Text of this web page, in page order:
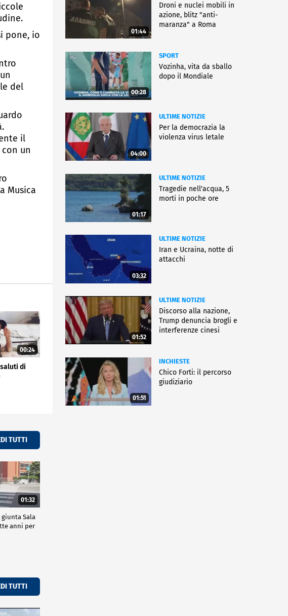
pone, io
del
il
un
Musica
00:24
di
TUTTI
01:32
Sala
anni per
TUTTI
01:44
Droni e nuclei mobili in
azione, blitz "anti-
maranza" a Roma
00:28
SPORT
Vozinha, vita da sballo
dopo il Mondiale
04:00
ULTIME NOTIZIE
Per la democrazia la
violenza virus letale
01:17
ULTIME NOTIZIE
Tragedie nell'acqua, 5
morti in poche ore
03:32
ULTIME NOTIZIE
Iran e Ucraina, notte di
attacchi
01:52
ULTIME NOTIZIE
Discorso alla nazione,
Trump denuncia brogli e
interferenze cinesi
01:51
INCHIESTE
Chico Forti: il percorso
giudiziario